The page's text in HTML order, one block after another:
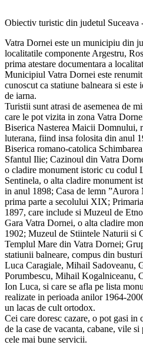
Obiectiv turistic din judetul Suceava
Vatra Dornei este un municipiu din
localitatile componente Argestru,
prima atestare documentara a
Municipiul Vatra Dornei este
cunoscut ca statiune balneara si
de iarna.
Turistii sunt atrasi de asemenea de
care le pot vizita in zona Vatra
Biserica Nasterea Maicii Domnului,
luterana, fiind insa folosita din anul
Biserica romano-catolica
Sfantul Ilie; Cazinoul din Vatra
o cladire monument istoric cu
Sentinela, o alta cladire monument
in anul 1898; Casa de lemn ”Aurora
prima parte a secolului XIX;
1897, care include si Muzeul de
Gara Vatra Dornei, o alta cladire
1902; Muzeul de Stiintele Naturii si
Templul Mare din Vatra Dornei;
statiunii balneare, compus din
Luca Caragiale, Mihail Sadoveanu,
Porumbescu, Mihail Kogalniceanu,
Ion Luca, si care se afla pe lista
realizate in perioada anilor 1964-
un lacas de cult ortodox.
Cei care doresc cazare, o pot gasi
de la case de vacanta, cabane, vile
cele mai bune servicii.